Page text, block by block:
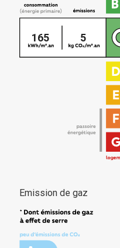
165 5
Emission de gaz